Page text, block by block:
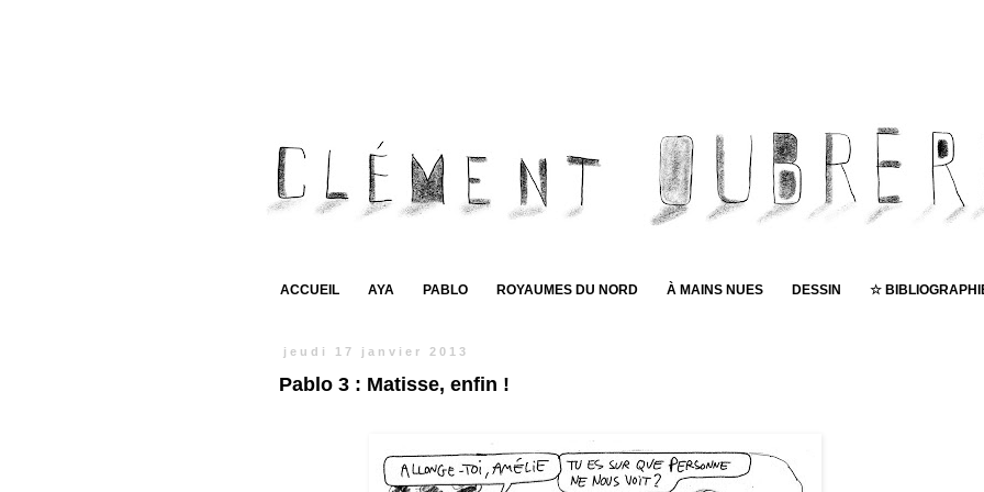
ACCUEIL AYA PABLO ROYAUMES DU NORD À MAINS NUES DESSIN ☆
jeudi 17 janvier 2013
Pablo 3 : Matisse, enfin !